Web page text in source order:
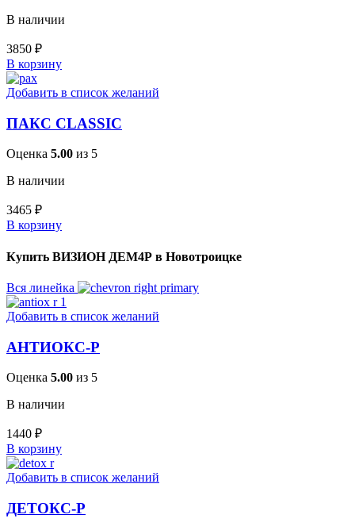
В наличии
3850 ₽
В корзину
Добавить в список желаний
ПАКС CLASSIC
Оценка 5.00 из 5
В наличии
3465 ₽
В корзину
Купить ВИЗИОН ДЕМ4Р в Новотроицке
Вся линейка
Добавить в список желаний
АНТИОКС-Р
Оценка 5.00 из 5
В наличии
1440 ₽
В корзину
Добавить в список желаний
ДЕТОКС-Р